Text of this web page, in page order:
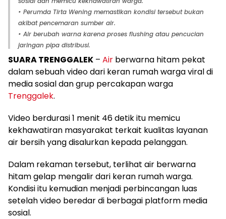
• Perumda Tirta Wening memastikan kondisi tersebut bukan
akibat pencemaran sumber air.
• Air berubah warna karena proses flushing atau pencucian
jaringan pipa distribusi.
SUARA TRENGGALEK – Air berwarna hitam pekat
dalam sebuah video dari keran rumah warga viral di
media sosial dan grup percakapan warga
Trenggalek.
Video berdurasi 1 menit 46 detik itu memicu
kekhawatiran masyarakat terkait kualitas layanan
air bersih yang disalurkan kepada pelanggan.
Dalam rekaman tersebut, terlihat air berwarna
hitam gelap mengalir dari keran rumah warga.
Kondisi itu kemudian menjadi perbincangan luas
setelah video beredar di berbagai platform media
sosial.